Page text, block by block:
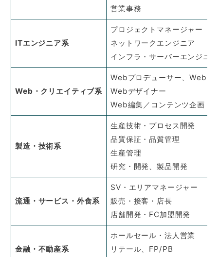
営業事務
ITエンジニア系
プロジェクトマネージャー
ネットワークエンジニア
インフラ・サーバーエンジニア
Web・クリエイティブ系
Webプロデューサー、Webデ
Webデザイナー
Web編集／コンテンツ企画
製造・技術系
生産技術・プロセス開発
品質保証・品質管理
生産管理
研究・開発、製品開発
流通・サービス・外食系
SV・エリアマネージャー
販売・接客・店長
店舗開発・FC加盟開発
金融・不動産系
ホールセール・法人営業
リテール、FP/PB